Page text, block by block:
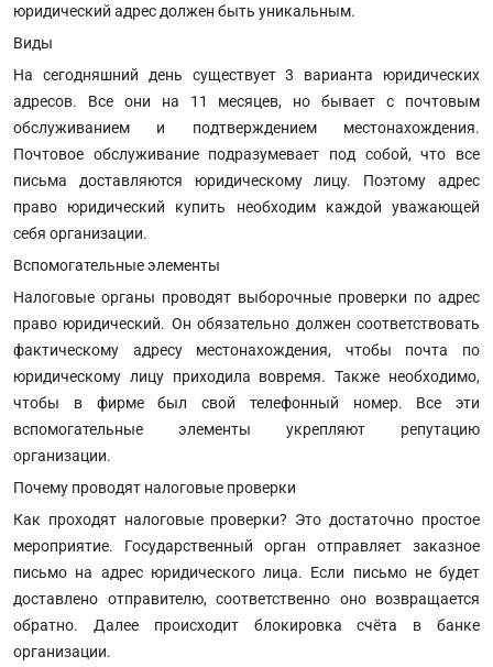
юридический адрес должен быть уникальным.
Виды
На сегодняшний день существует 3 варианта юридических
адресов. Все они на 11 месяцев, но бывает с почтовым
обслуживанием и подтверждением местонахождения.
Почтовое обслуживание подразумевает под собой, что все
письма доставляются юридическому лицу. Поэтому адрес
право юридический купить необходим каждой уважающей
себя организации.
Вспомогательные элементы
Налоговые органы проводят выборочные проверки по адрес
право юридический. Он обязательно должен соответствовать
фактическому адресу местонахождения, чтобы почта по
юридическому лицу приходила вовремя. Также необходимо,
чтобы в фирме был свой телефонный номер. Все эти
вспомогательные элементы укрепляют репутацию
организации.
Почему проводят налоговые проверки
Как проходят налоговые проверки? Это достаточно простое
мероприятие. Государственный орган отправляет заказное
письмо на адрес юридического лица. Если письмо не будет
доставлено отправителю, соответственно оно возвращается
обратно. Далее происходит блокировка счёта в банке
организации.